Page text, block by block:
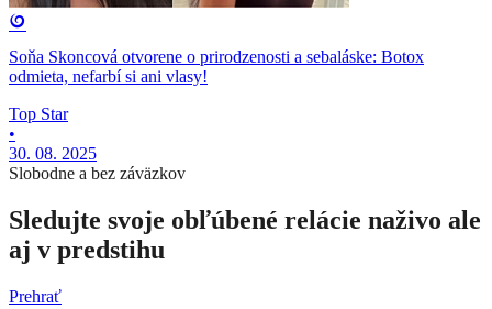
Soňa Skoncová otvorene o prirodzenosti a sebaláske: Botox
odmieta, nefarbí si ani vlasy!
Top Star
•
30. 08. 2025
Slobodne a bez záväzkov
Sledujte svoje obľúbené relácie naživo ale
aj v predstihu
Prehrať